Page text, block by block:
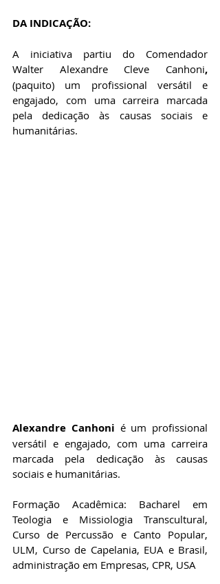
DA INDICAÇÃO:
Walter Alexandre Cleve Canhoni
(paquito) um profissional versátil e
engajado, com uma carreira marcada
pela dedicação às causas sociais e
humanitárias.
Alexandre Canhoni é um profissional
versátil e engajado, com uma carreira
marcada pela dedicação às causas
sociais e humanitárias.
Formação Acadêmica: Bacharel em
Teologia e Missiologia Transcultural,
Curso de Percussão e Canto Popular,
ULM, Curso de Capelania, EUA e Brasil,
administração em Empresas, CPR, USA